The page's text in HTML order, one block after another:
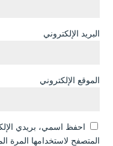
البريد الإلكتروني
الموقع الإلكتروني
احفظ اسمي، بريدي
المتصفح لاستخدامها المرة